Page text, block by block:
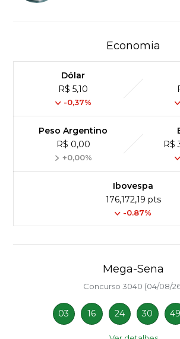
Economia
Dólar
R$ 5,10
-0,37%
Peso Argentino
R$ 0,00
+0,00%
R$
Ibovespa
176,172,19 pts
-0.87%
Mega-Sena
Concurso 3040 (04/08/
03 16 24 30 49